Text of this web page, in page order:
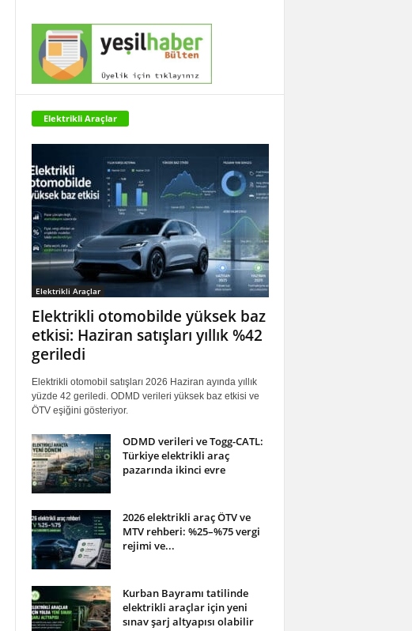
Elektrikli Araçlar
Elektrikli Araçlar
Elektrikli otomobilde yüksek baz
etkisi: Haziran satışları yıllık %42
geriledi
Elektrikli otomobil satışları 2026 Haziran ayında yıllık
yüzde 42 geriledi. ODMD verileri yüksek baz etkisi ve
ÖTV eşiğini gösteriyor.
ODMD verileri ve Togg-CATL:
Türkiye elektrikli araç
pazarında ikinci evre
2026 elektrikli araç ÖTV ve
MTV rehberi: %25–%75 vergi
rejimi ve...
Kurban Bayramı tatilinde
elektrikli araçlar için yeni
sınav şarj altyapısı olabilir